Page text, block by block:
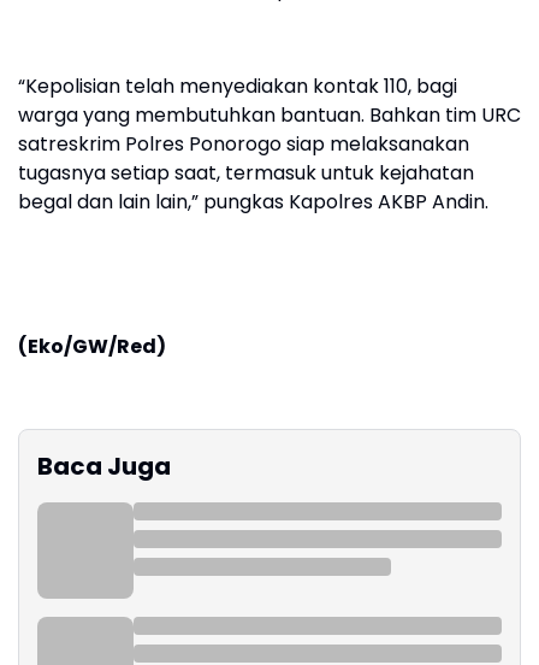
“Kepolisian telah menyediakan kontak 110, bagi
warga yang membutuhkan bantuan. Bahkan tim URC
satreskrim Polres Ponorogo siap melaksanakan
tugasnya setiap saat, termasuk untuk kejahatan
begal dan lain lain,” pungkas Kapolres AKBP Andin.
(Eko/GW/Red)
Baca Juga